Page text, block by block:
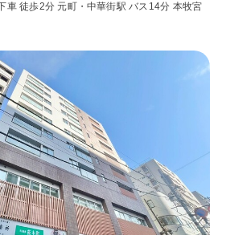
車 徒歩2分元町・中華街駅 バス14分 本牧宮